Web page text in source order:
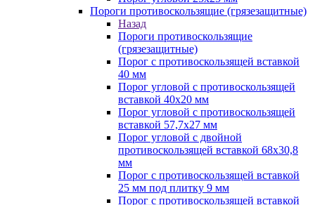
Пороги противоскользящие (грязезащитные)
Назад
Пороги противоскользящие
(грязезащитные)
Порог с противоскользящей вставкой
40 мм
Порог угловой с противоскользящей
вставкой 40х20 мм
Порог угловой с противоскользящей
вставкой 57,7х27 мм
Порог угловой с двойной
противоскользящей вставкой 68х30,8
мм
Порог с противоскользящей вставкой
25 мм под плитку 9 мм
Порог с противоскользящей вставкой